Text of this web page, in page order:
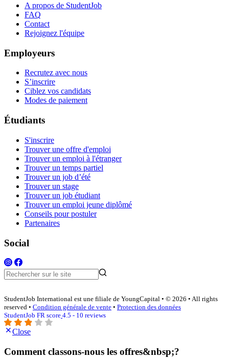
A propos de StudentJob
FAQ
Contact
Rejoignez l'équipe
Employeurs
Recrutez avec nous
S’inscrire
Ciblez vos candidats
Modes de paiement
Étudiants
S'inscrire
Trouver une offre d'emploi
Trouver un emploi à l'étranger
Trouver un temps partiel
Trouver un job d’été
Trouver un stage
Trouver un job étudiant
Trouver un emploi jeune diplômé
Conseils pour postuler
Partenaires
Social
StudentJob International est une filiale de YoungCapital • © 2026 • All rights
reserved • Condition générale de vente • Protection des données
StudentJob FR score 4.5 - 10 reviews
Close
Comment classons-nous les offres&nbsp;?